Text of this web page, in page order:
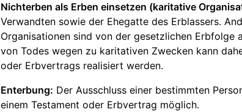
Nichterben als Erben einsetzen (karitative
Verwandten sowie der Ehegatte des Erblassers.
Organisationen sind von der gesetzlichen Erbfolge
von Todes wegen zu karitativen Zwecken kann
oder Erbvertrags realisiert werden.
Enterbung: Der Ausschluss einer bestimmten
einem Testament oder Erbvertrag möglich.